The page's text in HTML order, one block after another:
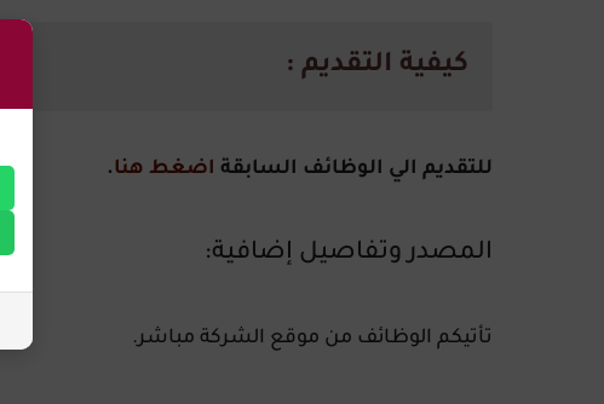
كيفية التقديم :
للتقديم الي الوظائف السابقة اضغط هنا.
المصدر وتفاصيل إضافية:
تأتيكم الوظائف من موقع الشركة مباشر.